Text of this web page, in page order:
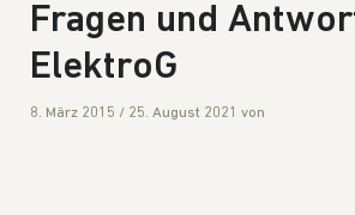
Fragen und
ElektroG
8. März 2015 / 25. August 2021 von